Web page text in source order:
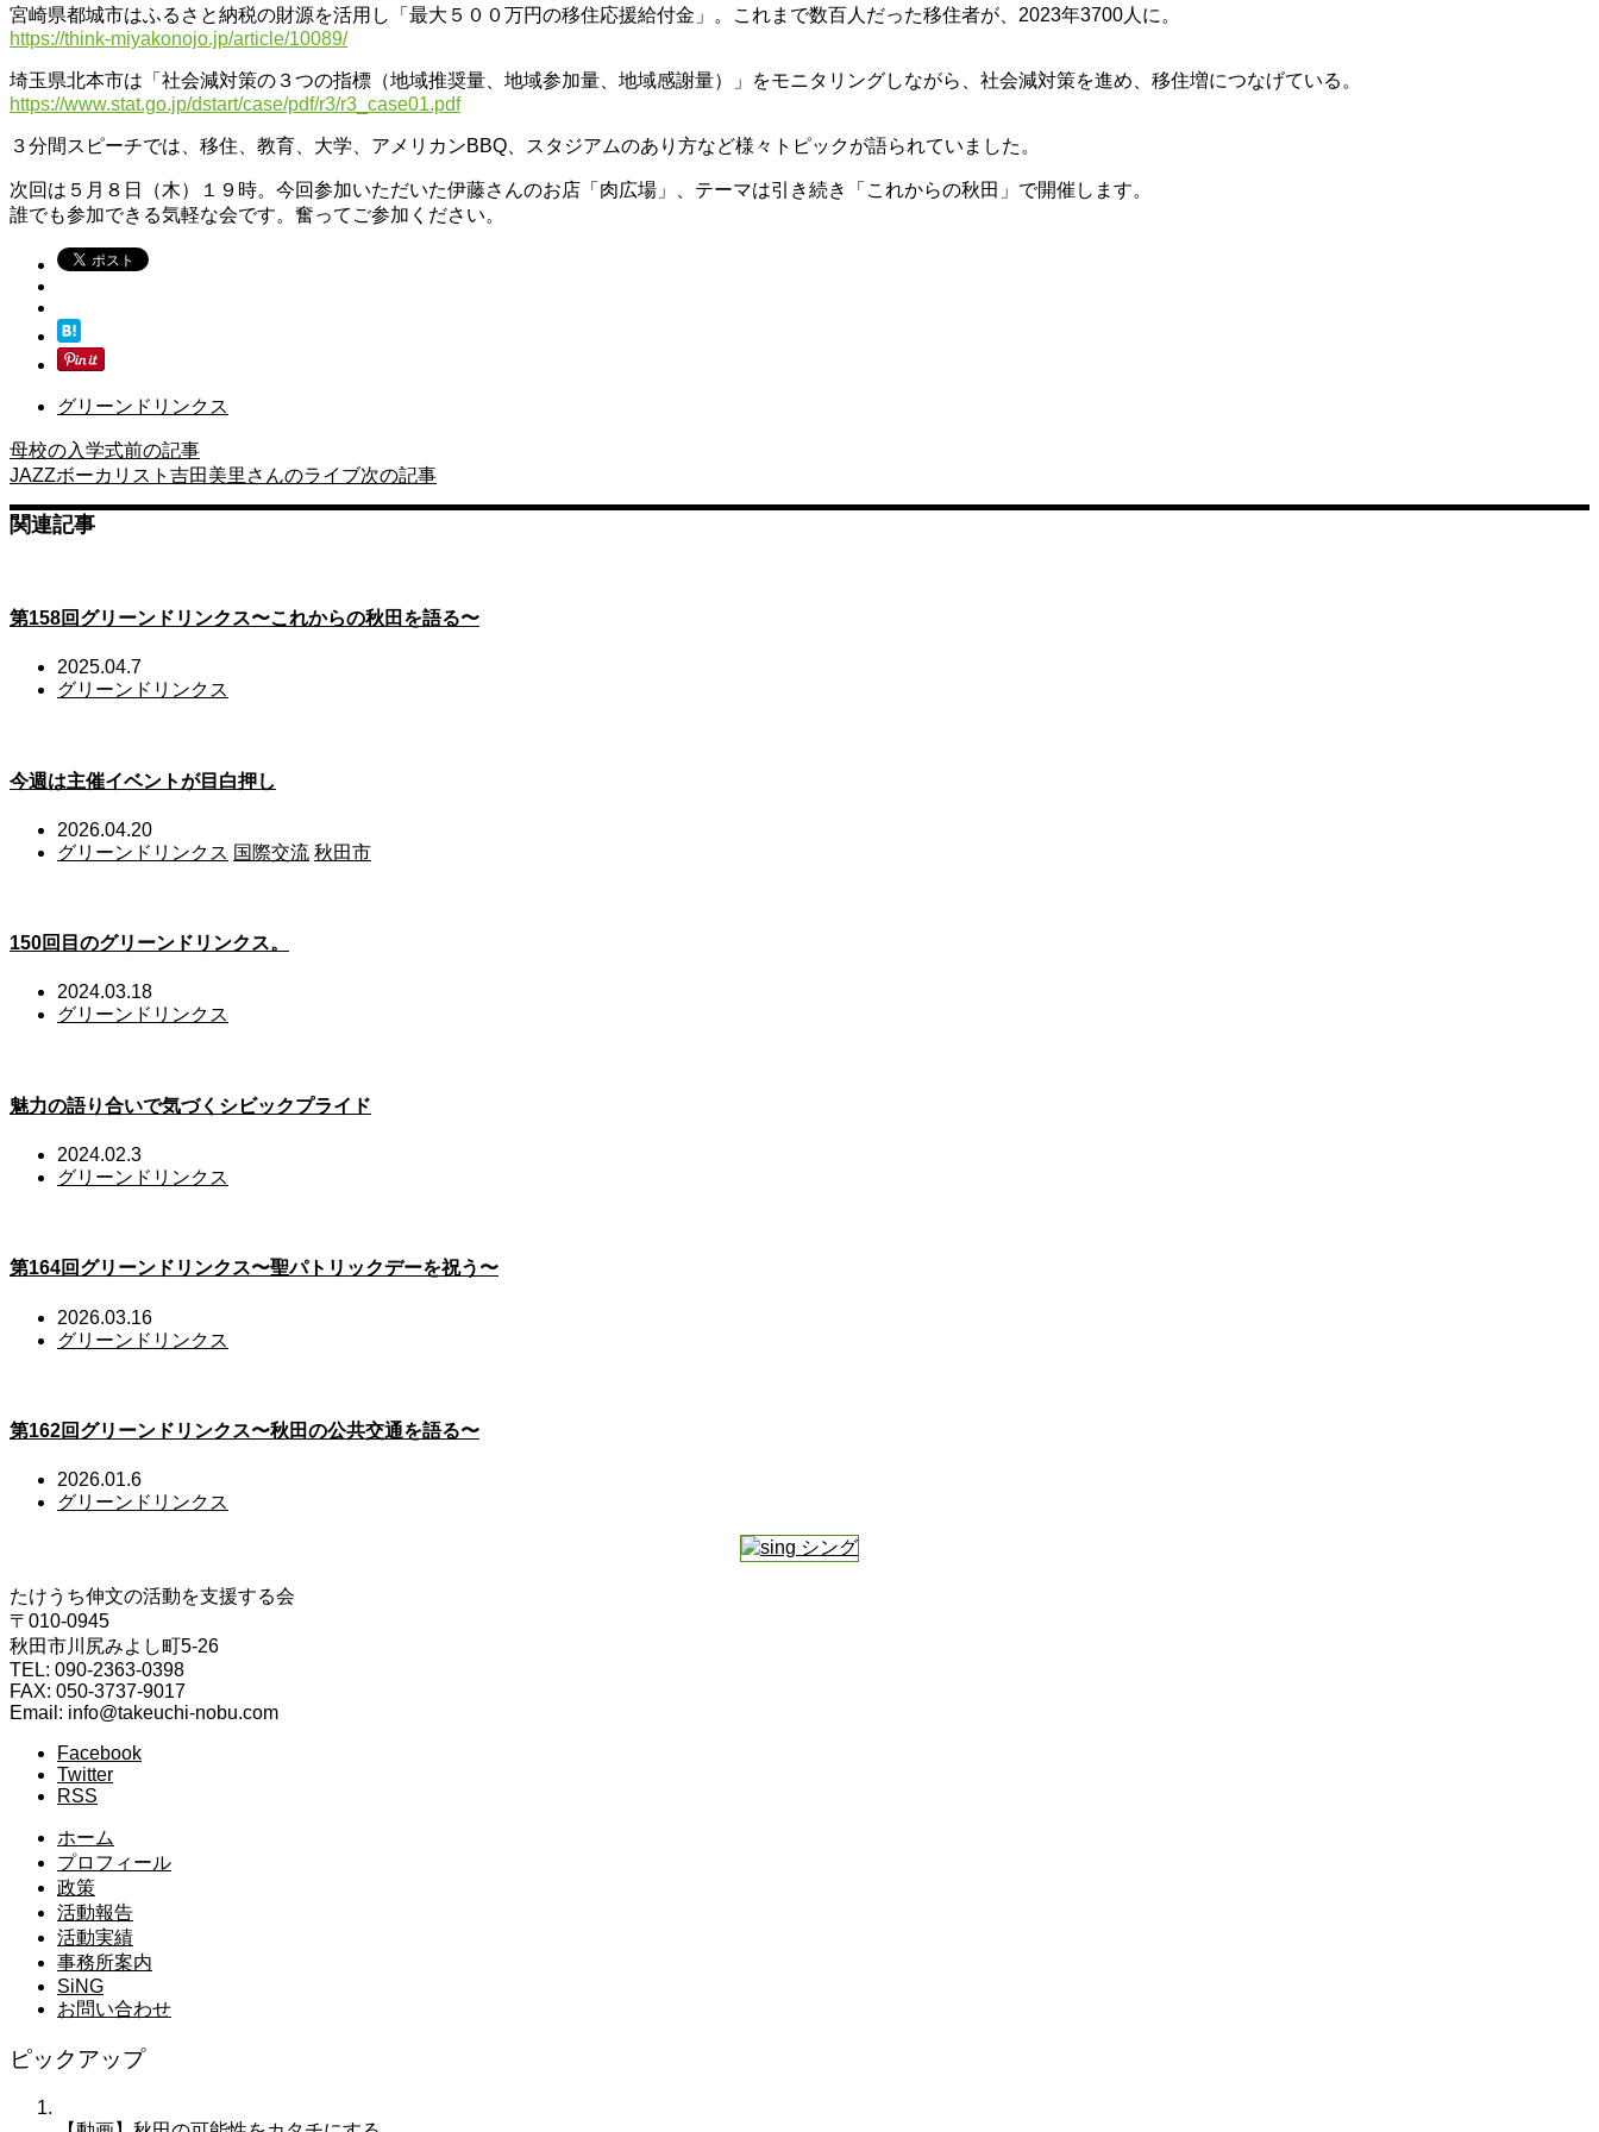
宮崎県都城市はふるさと納税の財源を活用し「最大５００万円の移住応援給付金」。これまで数百人だった移住者が、2023年3700人に。
https://think-miyakonojo.jp/article/10089/
埼玉県北本市は「社会減対策の３つの指標（地域推奨量、地域参加量、地域感謝量）」をモニタリングしながら、社会減対策を進め、移住増につなげている。
https://www.stat.go.jp/dstart/case/pdf/r3/r3_case01.pdf
３分間スピーチでは、移住、教育、大学、アメリカンBBQ、スタジアムのあり方など様々トピックが語られていました。
次回は５月８日（木）１９時。今回参加いただいた伊藤さんのお店「肉広場」、テーマは引き続き「これからの秋田」で開催します。
誰でも参加できる気軽な会です。奮ってご参加ください。
グリーンドリンクス
母校の入学式前の記事
JAZZボーカリスト吉田美里さんのライブ次の記事
関連記事
第158回グリーンドリンクス〜これからの秋田を語る〜
2025.04.7
グリーンドリンクス
今週は主催イベントが目白押し
2026.04.20
グリーンドリンクス 国際交流 秋田市
150回目のグリーンドリンクス。
2024.03.18
グリーンドリンクス
魅力の語り合いで気づくシビックプライド
2024.02.3
グリーンドリンクス
第164回グリーンドリンクス〜聖パトリックデーを祝う〜
2026.03.16
グリーンドリンクス
第162回グリーンドリンクス〜秋田の公共交通を語る〜
2026.01.6
グリーンドリンクス
たけうち伸文の活動を支援する会
〒010-0945
秋田市川尻みよし町5-26
TEL: 090-2363-0398
FAX: 050-3737-9017
Email: info@takeuchi-nobu.com
Facebook
Twitter
RSS
ホーム
プロフィール
政策
活動報告
活動実績
事務所案内
SiNG
お問い合わせ
ピックアップ